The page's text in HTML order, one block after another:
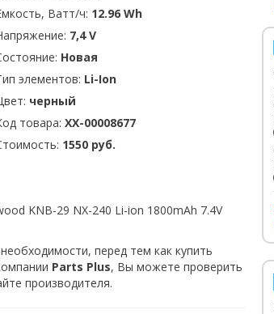
Ватт/ч: 12.96 Wh
7,4 V
Новая
элементов: Li-Ion
черный
товара: XX-00008677
1550 руб.
KNB-29 NX-240 Li-ion 1800mAh 7.4V
перед тем как купить
Parts Plus, Вы можете проверить
производителя.